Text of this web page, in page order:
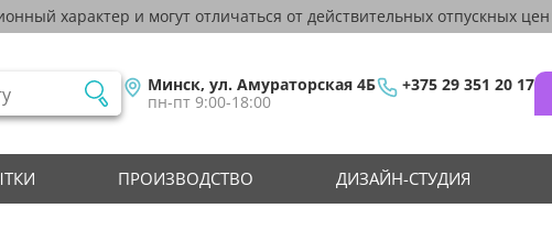
характер и могут отличаться от действительных отпускных цен
Минск, ул. Амураторская 4Б
пн-пт 9:00-18:00
+375 29 351 20 17
ПРОИЗВОДСТВО ДИЗАЙН-СТУДИЯ